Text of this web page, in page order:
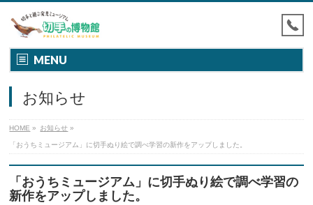
MENU
お知らせ
HOME » お知らせ »
「おうちミュージアム」に切手ぬり絵で調べ学習の新作をアップしました。
「おうちミュージアム」に切手ぬり絵で調べ学習の
新作をアップしました。